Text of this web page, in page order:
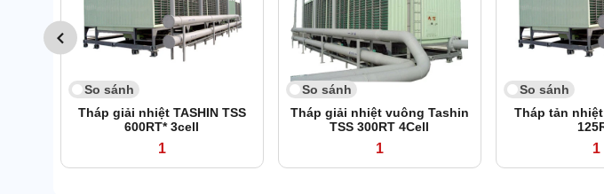
So sánh
Tháp giải nhiệt TASHIN TSS
600RT* 3cell
1
So sánh
Tháp giải nhiệt vuông Tashin
TSS 300RT 4Cell
1
So sánh
Tháp tản nhiệt
1